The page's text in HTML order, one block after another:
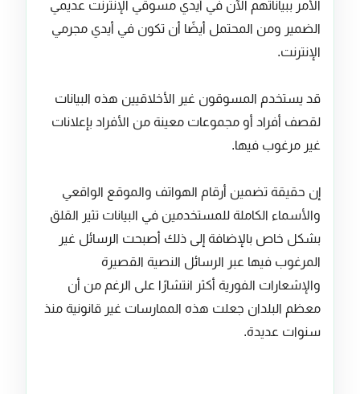
الأمر ببياناتهم الآن في أيدي مسوقي الإنترنت عديمي
الضمير ومن المحتمل أيضًا أن تكون في أيدي مجرمي
الإنترنت.
قد يستخدم المسوقون غير الأخلاقيين هذه البيانات
لقصف أفراد أو مجموعات معينة من الأفراد بإعلانات
غير مرغوب فيها.
إن حقيقة تضمين أرقام الهواتف والموقع الواقعي
والأسماء الكاملة للمستخدمين في البيانات تثير القلق
بشكل خاص بالإضافة إلى ذلك أصبحت الرسائل غير
المرغوب فيها عبر الرسائل النصية القصيرة
والإشعارات الفورية أكثر انتشارًا على الرغم من أن
معظم البلدان جعلت هذه الممارسات غير قانونية منذ
سنوات عديدة.